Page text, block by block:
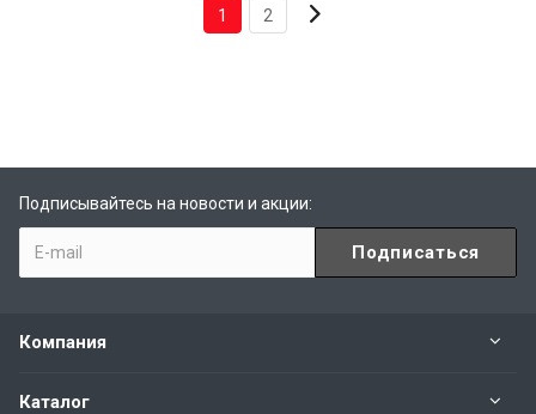
1 2
Подписывайтесь на новости и акции:
Компания
Каталог